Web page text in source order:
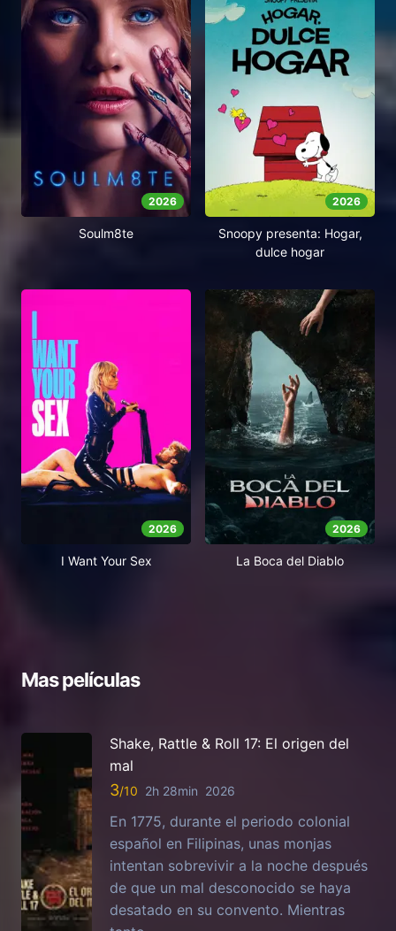
2026
Soulm8te
2026
Snoopy presenta: Hogar,
dulce hogar
2026
I Want Your Sex
2026
La Boca del Diablo
Mas películas
Shake, Rattle & Roll 17: El origen del
mal
3 2h 28min 2026
En 1775, durante el periodo colonial
español en Filipinas, unas monjas
intentan sobrevivir a la noche después
de que un mal desconocido se haya
desatado en su convento. Mientras